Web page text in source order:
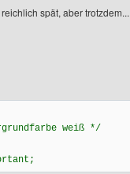
spät, aber
weiß */